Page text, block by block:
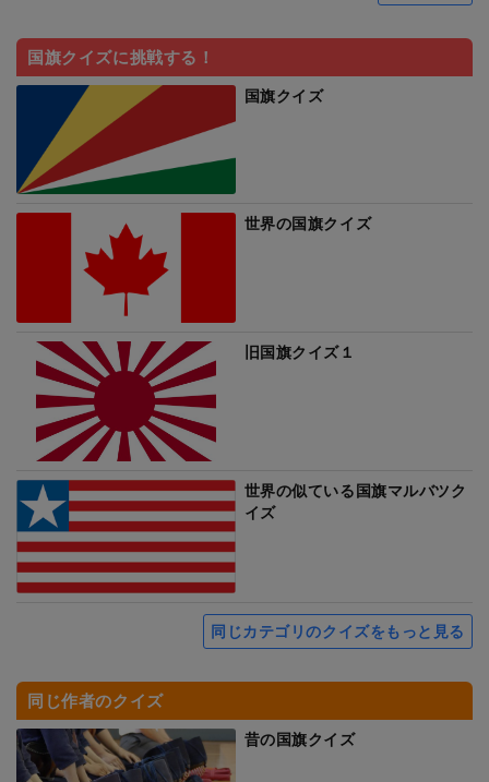
国旗クイズに挑戦する！
国旗クイズ
世界の国旗クイズ
旧国旗クイズ１
世界の似ている国旗マルバツク
イズ
同じカテゴリのクイズをもっと見る
同じ作者のクイズ
昔の国旗クイズ